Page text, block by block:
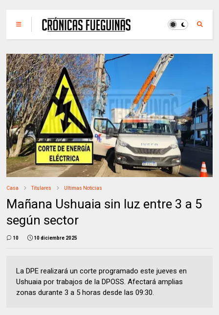
Casa Titulares Ultimas Noticias
Mañana Ushuaia sin luz entre 3 a 5
según sector
10 10 diciembre 2025
La DPE realizará un corte programado este jueves en
Ushuaia por trabajos de la DPOSS. Afectará amplias
zonas durante 3 a 5 horas desde las 09:30.